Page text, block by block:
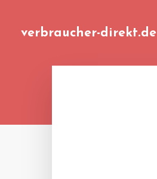
verbraucher-direkt.de